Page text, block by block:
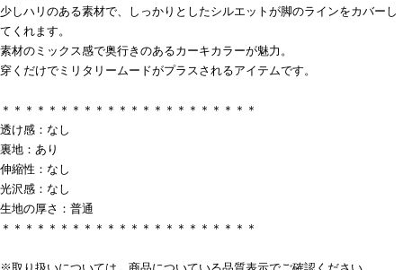
少しハリのある素材で、しっかりとしたシルエットが脚のラインをカバーし
てくれます。
素材のミックス感で奥行きのあるカーキカラーが魅力。
穿くだけでミリタリームードがプラスされるアイテムです。
＊＊＊＊＊＊＊＊＊＊＊＊＊＊＊＊＊＊＊＊＊＊
透け感：なし
裏地：あり
伸縮性：なし
光沢感：なし
生地の厚さ：普通
＊＊＊＊＊＊＊＊＊＊＊＊＊＊＊＊＊＊＊＊＊＊